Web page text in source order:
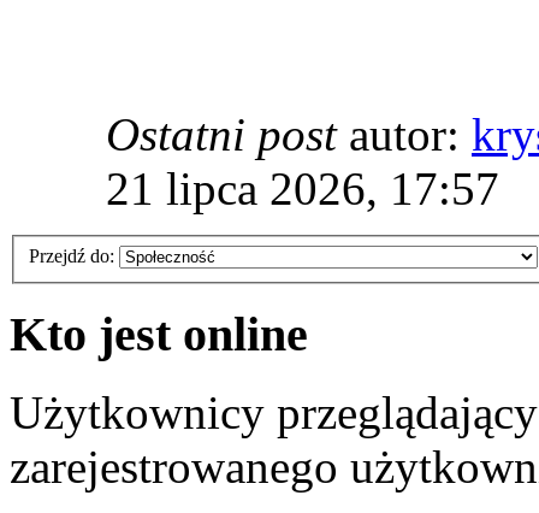
Ostatni postautor:
21 lipca 2026, 17:57
Przejdź do:
Kto jest online
Użytkownicy
zarejestrowanego